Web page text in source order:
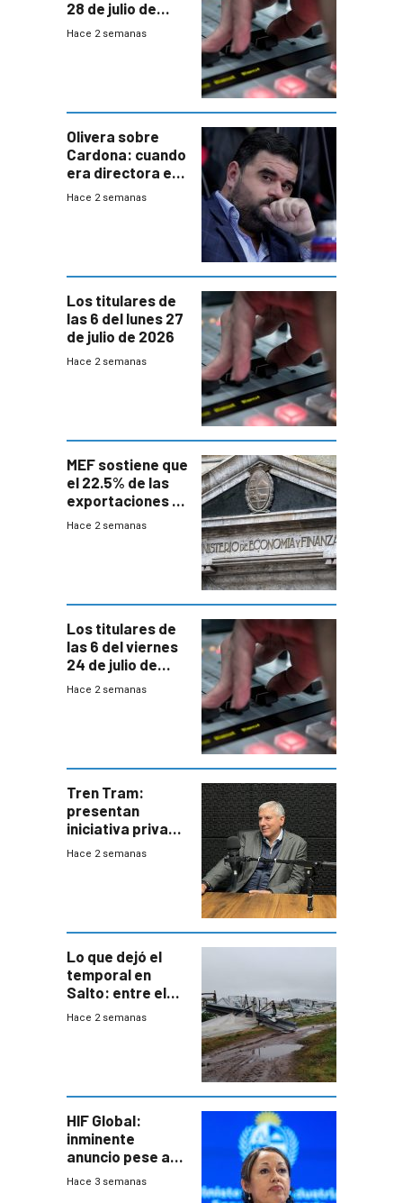
28 de julio de
2026
Hace 2 semanas
Olivera sobre
Cardona: cuando
era directora en
UTE “no era muy
Hace 2 semanas
Los titulares de
las 6 del lunes 27
de julio de 2026
Hace 2 semanas
MEF sostiene que
el 22.5% de las
exportaciones a
EE.UU se verán
Hace 2 semanas
Los titulares de
las 6 del viernes
24 de julio de
2026
Hace 2 semanas
Tren Tram:
presentan
iniciativa privada
para una red de
Hace 2 semanas
Lo que dejó el
temporal en
Salto: entre el
impacto
Hace 2 semanas
HIF Global:
inminente
anuncio pese a
declaración de
Hace 3 semanas